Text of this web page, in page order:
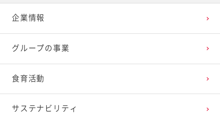
企業情報
グループの事業
食育活動
サステナビリティ